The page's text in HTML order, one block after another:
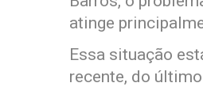
atinge
Essa situação
recente, do